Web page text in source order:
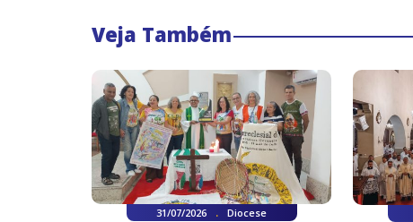
Veja Também
31/07/2026 . Diocese